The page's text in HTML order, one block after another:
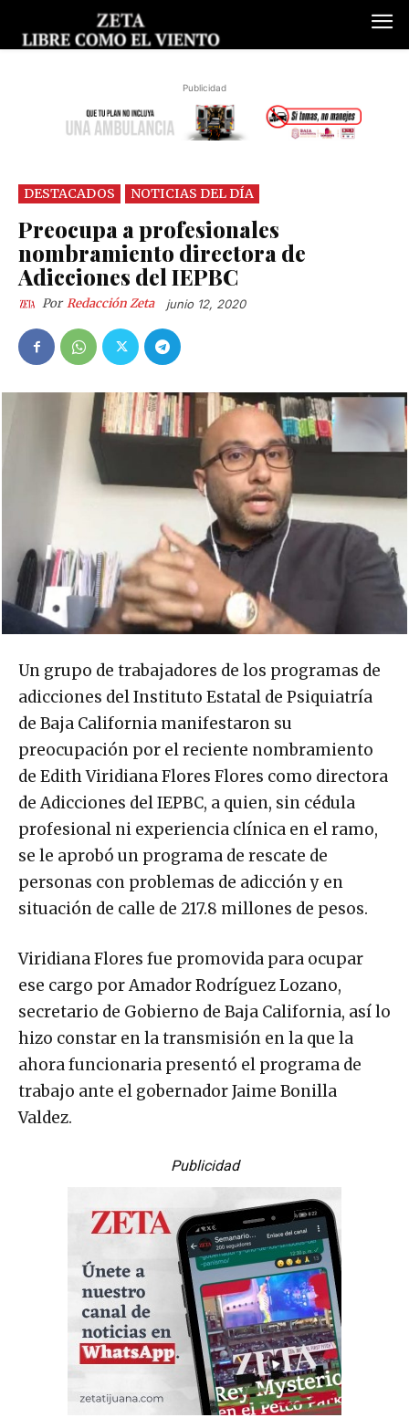
Publicidad
DESTACADOS NOTICIAS DEL DÍA
Preocupa a profesionales
nombramiento directora de
Adicciones del IEPBC
Por Redacción Zeta junio 12, 2020
Un grupo de trabajadores de los programas de
adicciones del Instituto Estatal de Psiquiatría
de Baja California manifestaron su
preocupación por el reciente nombramiento
de Edith Viridiana Flores Flores como directora
de Adicciones del IEPBC, a quien, sin cédula
profesional ni experiencia clínica en el ramo,
se le aprobó un programa de rescate de
personas con problemas de adicción y en
situación de calle de 217.8 millones de pesos.
Viridiana Flores fue promovida para ocupar
ese cargo por Amador Rodríguez Lozano,
secretario de Gobierno de Baja California, así lo
hizo constar en la transmisión en la que la
ahora funcionaria presentó el programa de
trabajo ante el gobernador Jaime Bonilla
Valdez.
Publicidad